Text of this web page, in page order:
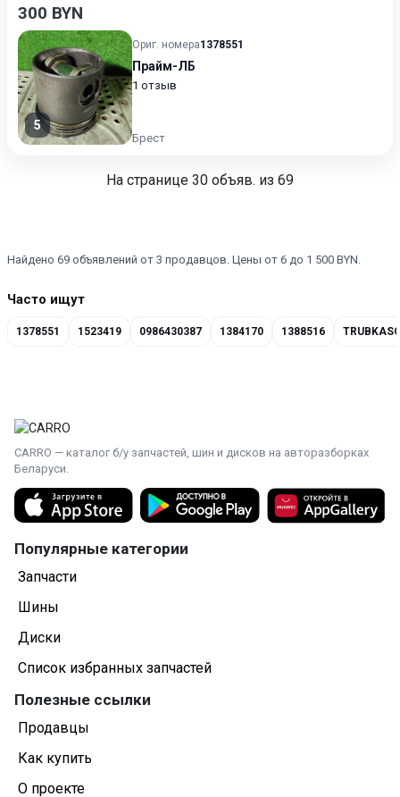
300 BYN
5
Ориг. номера1378551
Прайм-ЛБ
1 отзыв
Брест
На странице 30 объяв. из 69
Найдено 69 объявлений от 3 продавцов. Цены от 6 до 1 500 BYN.
Часто ищут
1378551 1523419 0986430387 1384170 1388516
CARRO — каталог б/у запчастей, шин и дисков на авторазборках
Беларуси.
Популярные категории
Запчасти
Шины
Диски
Список избранных запчастей
Полезные ссылки
Продавцы
Как купить
О проекте